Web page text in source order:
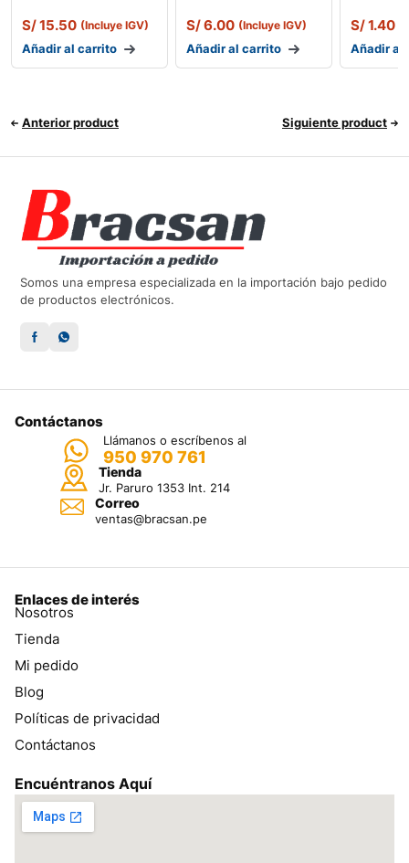
S/15.50 (Incluye IGV)
Añadir al carrito
S/6.00 (Incluye IGV)
Añadir al carrito
S/1.40
Añadir al
Anterior product Siguiente product
Somos una empresa especializada en la importación bajo pedido
de productos electrónicos.
Contáctanos
Llámanos o escríbenos al
950 970 761
Tienda
Jr. Paruro 1353 Int. 214
Correo
ventas@bracsan.pe
Enlaces de interés
Nosotros
Tienda
Mi pedido
Blog
Políticas de privacidad
Contáctanos
Encuéntranos Aquí